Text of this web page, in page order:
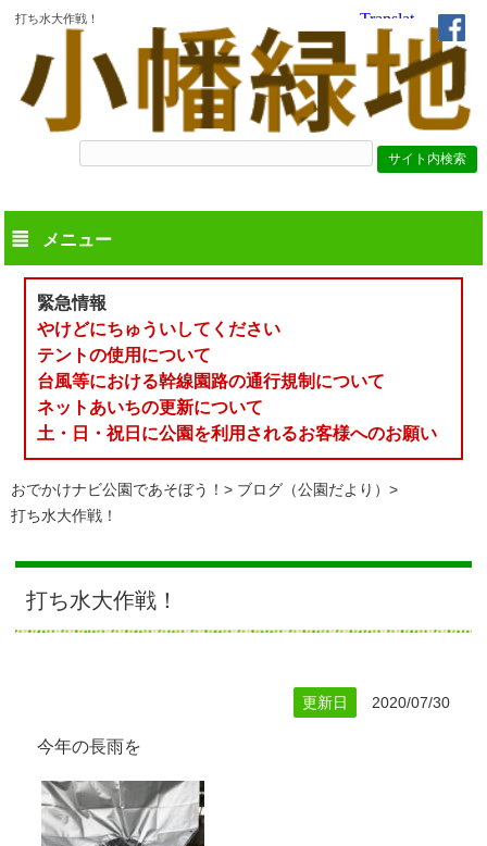
打ち水大作戦！
メニュー
緊急情報
やけどにちゅういしてください
テントの使用について
台風等における幹線園路の通行規制について
ネットあいちの更新について
土・日・祝日に公園を利用されるお客様へのお願い
おでかけナビ公園であそぼう！
ブログ（公園だより）
打ち水大作戦！
打ち水大作戦！
更新日 2020/07/30
今年の長雨を